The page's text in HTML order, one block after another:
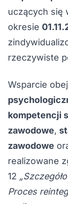
uczących się
okresie
rzeczywiste
Wsparcie
kompetencji
zawodowe,
zawodowe
realizowane
12
Proces